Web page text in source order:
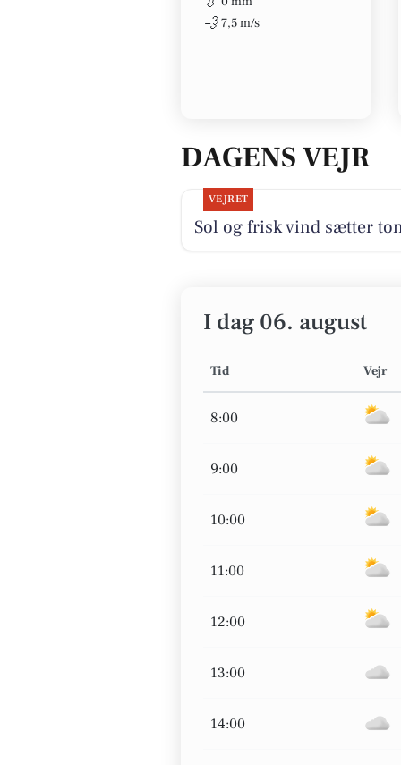
💨 7,5 m/s
DAGENS VEJR
VEJRET
Sol og frisk vind sætter
I dag 06. august
Tid Vejr
8:00
9:00
10:00
11:00
12:00
13:00
14:00